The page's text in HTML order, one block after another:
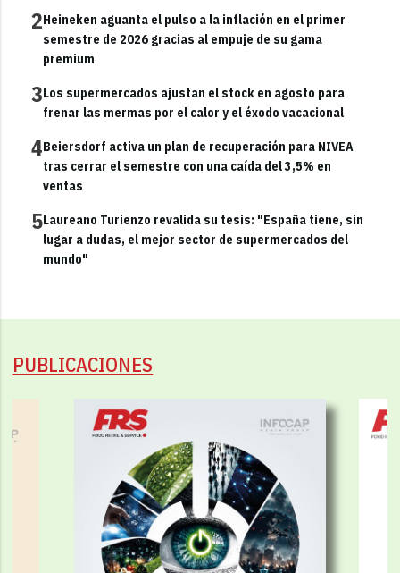
2Heineken aguanta el pulso a la inflación en el primer
semestre de 2026 gracias al empuje de su gama
premium
3Los supermercados ajustan el stock en agosto para
frenar las mermas por el calor y el éxodo vacacional
4Beiersdorf activa un plan de recuperación para NIVEA
tras cerrar el semestre con una caída del 3,5% en
ventas
5Laureano Turienzo revalida su tesis: "España tiene, sin
lugar a dudas, el mejor sector de supermercados del
mundo"
PUBLICACIONES